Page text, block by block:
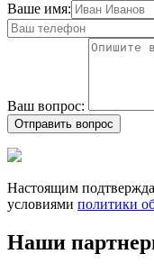
Ваше имя:
Ваш вопрос:
Отправить вопрос
Настоящим
условиями политики
Наши